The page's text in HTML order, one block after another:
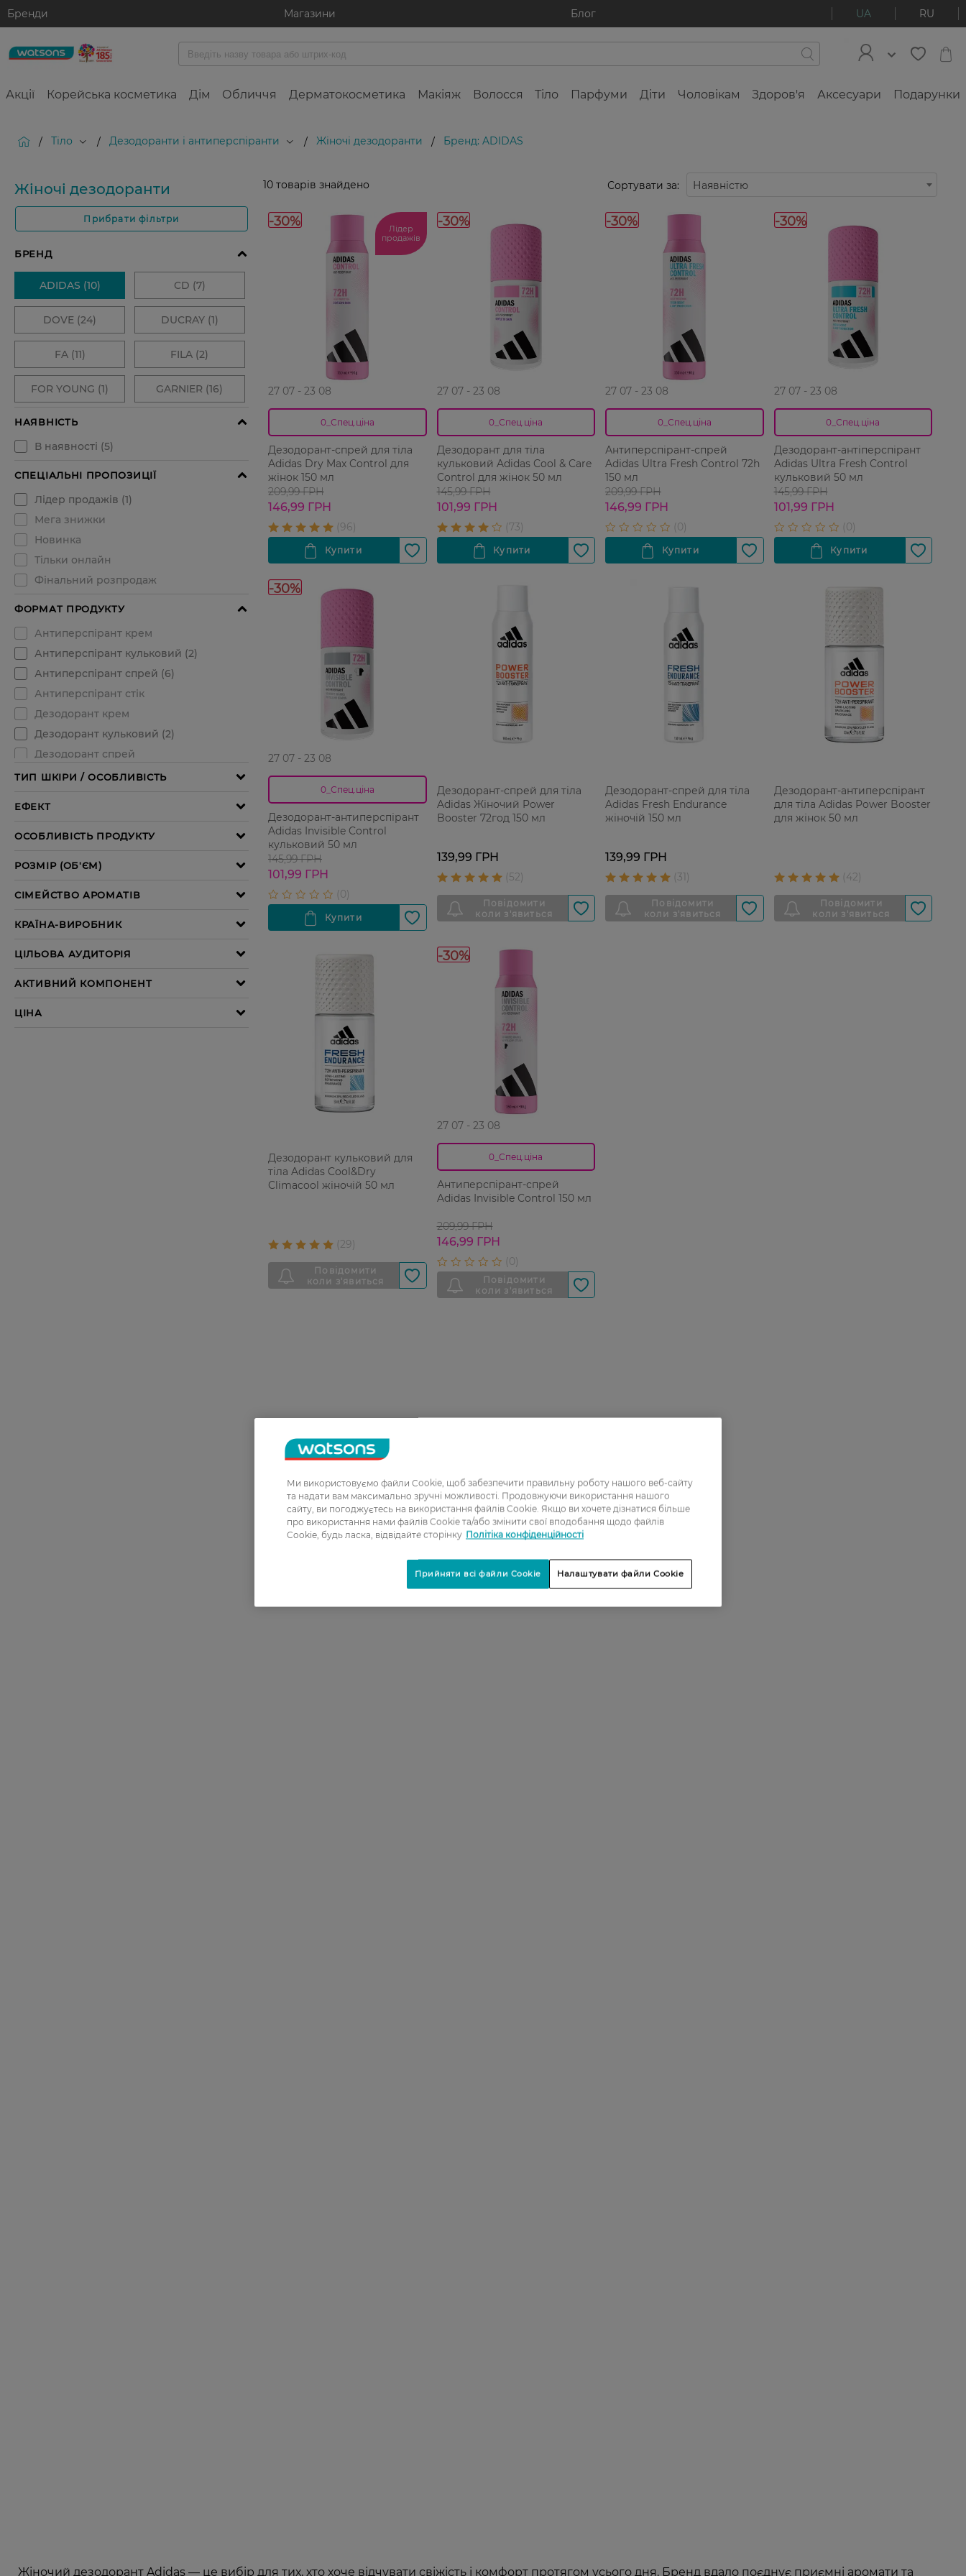
Бренди Магазини Блог UA RU
Акції Корейська косметика Дім Обличчя Дерматокосметика Макіяж Волосся Тіло Парфуми Діти Чоловікам Здоров'я Аксесуари Подарунки
/ Тіло / Дезодоранти і антиперспіранти / Жіночі дезодоранти / Бренд: ADIDAS
Жіночі дезодоранти
Прибрати фільтри
10 товарів знайдено Сортувати за: Наявністю
-30%
Лідер
продажів
27 07 - 23 08
0_Спец.ціна
Дезодорант-спрей для тіла
Adidas Dry Max Control для
жінок 150 мл
209,99 ГРН
146,99 ГРН
-30%
27 07 - 23 08
0_Спец.ціна
Дезодорант для тіла
кульковий Adidas Cool & Care
Control для жінок 50 мл
145,99 ГРН
101,99 ГРН
-30%
27 07 - 23 08
0_Спец.ціна
Антиперспірант-спрей
Adidas Ultra Fresh Control 72h
150 мл
209,99 ГРН
146,99 ГРН
-30%
27 07 - 23 08
0_Спец.ціна
Дезодорант-антіперспірант
Adidas Ultra Fresh Control
кульковий 50 мл
145,99 ГРН
101,99 ГРН
-30%
27 07 - 23 08
0_Спец.ціна
Дезодорант-антиперспірант
Adidas Invisible Control
кульковий 50 мл
145,99 ГРН
101,99 ГРН
Дезодорант-спрей для тіла
Adidas Жіночий Power
Booster 72год 150 мл
139,99 ГРН
Дезодорант-спрей для тіла
Adidas Fresh Endurance
жіночій 150 мл
139,99 ГРН
Дезодорант-антиперспірант
для тіла Adidas Power Booster
для жінок 50 мл
Дезодорант кульковий для
тіла Adidas Cool&Dry
Climacool жіночій 50 мл
-30%
27 07 - 23 08
0_Спец.ціна
Антиперспірант-спрей
Adidas Invisible Control 150 мл
209,99 ГРН
146,99 ГРН
Жіночий дезодорант Adidas — це вибір для тих, хто хоче відчувати свіжість і комфорт протягом усього дня. Бренд вдало поєднує приємні аромати та
Ми використовуємо файли Cookie, щоб забезпечити правильну роботу нашого веб-сайту
та надати вам максимально зручні можливості. Продовжуючи використання нашого
сайту, ви погоджуєтесь на використання файлів Cookie. Якщо ви хочете дізнатися більше
про використання нами файлів Cookie та/або змінити свої вподобання щодо файлів
Cookie, будь ласка, відвідайте сторінку Політіка конфіденційності
Налаштувати файли Cookie
Прийняти всі файли Cookie